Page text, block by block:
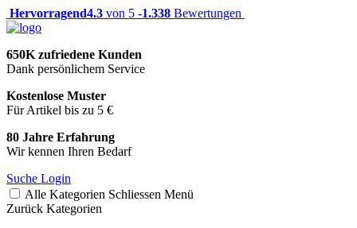
Hervorragend4.3 von 5 -1.338 Bewertungen
650K zufriedene Kunden
Dank persönlichem Service
Kostenlose Muster
Für Artikel bis zu 5 €
80 Jahre Erfahrung
Wir kennen Ihren Bedarf
Suche Login
Alle Kategorien Schliessen Menü
Zurück Kategorien